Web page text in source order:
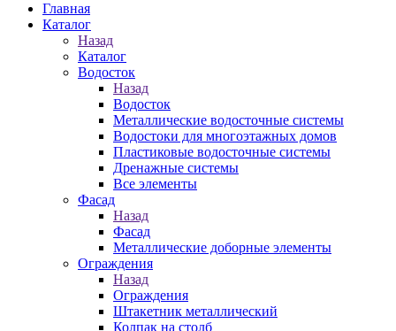
Главная
Каталог
Назад
Каталог
Водосток
Назад
Водосток
Металлические водосточные системы
Водостоки для многоэтажных домов
Пластиковые водосточные системы
Дренажные системы
Все элементы
Фасад
Назад
Фасад
Металлические доборные элементы
Ограждения
Назад
Ограждения
Штакетник металлический
Колпак на столб